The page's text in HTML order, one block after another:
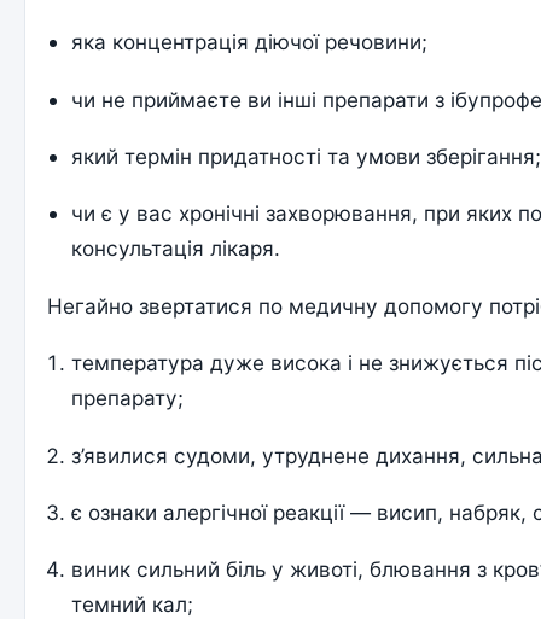
яка концентрація діючої речовини;
чи не приймаєте ви інші препарати з
який термін придатності та умови зберігання;
чи є у вас хронічні захворювання, при яких
консультація лікаря.
Негайно звертатися по медичну допомогу
температура дуже висока і не знижується
препарату;
з’явилися судоми, утруднене дихання,
є ознаки алергічної реакції — висип, набряк,
виник сильний біль у животі, блювання з
темний кал;